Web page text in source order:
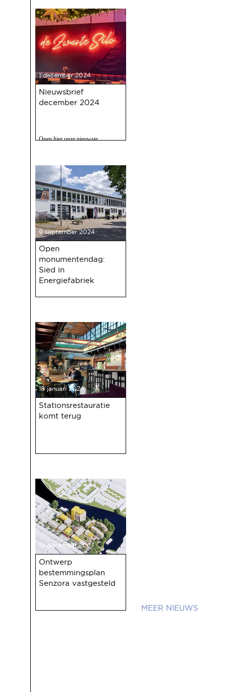
1 december 2024
Nieuwsbrief
december 2024
Open hier onze nieuwste
12 december a.s.
9 september 2024
Open
monumentendag:
Sied in
Energiefabriek
18 januari 2024
Stationsrestauratie
komt terug
19 december 2023
Ontwerp
bestemmingsplan
Senzora vastgesteld
NIEUWS